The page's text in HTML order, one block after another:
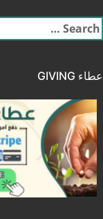
البحث
عن:
عطاء GIVING